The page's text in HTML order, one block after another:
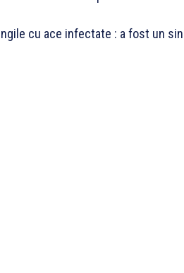
cu ace infectate : a fost un